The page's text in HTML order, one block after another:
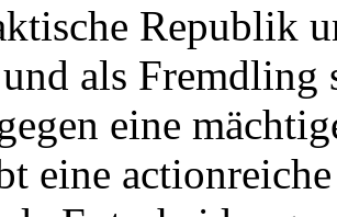
Republik
als
eine
eine